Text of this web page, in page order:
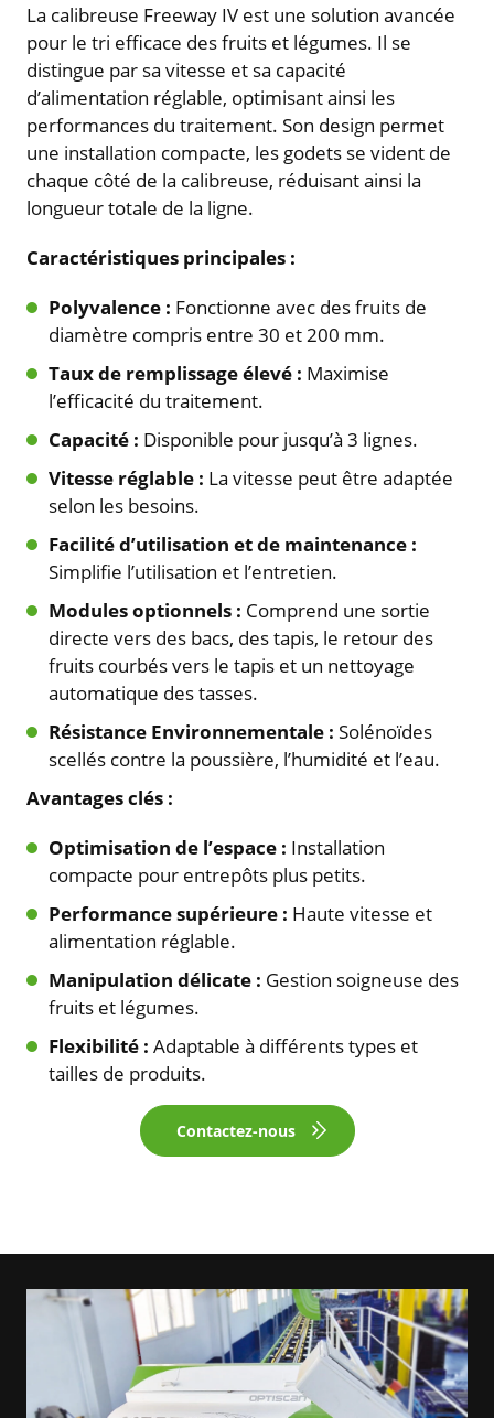
La calibreuse Freeway IV est une solution avancée
pour le tri efficace des fruits et légumes. Il se
distingue par sa vitesse et sa capacité
d’alimentation réglable, optimisant ainsi les
performances du traitement. Son design permet
une installation compacte, les godets se vident de
chaque côté de la calibreuse, réduisant ainsi la
longueur totale de la ligne.
Caractéristiques principales :
Polyvalence : Fonctionne avec des fruits de
diamètre compris entre 30 et 200 mm.
Taux de remplissage élevé : Maximise
l’efficacité du traitement.
Capacité : Disponible pour jusqu’à 3 lignes.
Vitesse réglable : La vitesse peut être adaptée
selon les besoins.
Facilité d’utilisation et de maintenance :
Simplifie l’utilisation et l’entretien.
Modules optionnels : Comprend une sortie
directe vers des bacs, des tapis, le retour des
fruits courbés vers le tapis et un nettoyage
automatique des tasses.
Résistance Environnementale : Solénoïdes
scellés contre la poussière, l’humidité et l’eau.
Avantages clés :
Optimisation de l’espace : Installation
compacte pour entrepôts plus petits.
Performance supérieure : Haute vitesse et
alimentation réglable.
Manipulation délicate : Gestion soigneuse des
fruits et légumes.
Flexibilité : Adaptable à différents types et
tailles de produits.
Contactez-nous